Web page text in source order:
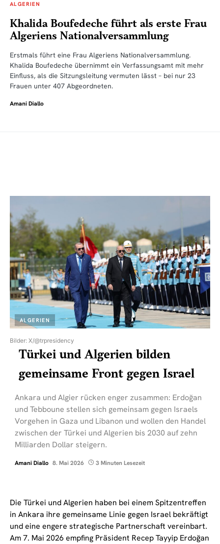
ALGERIEN
Khalida Boufedeche führt als erste Frau
Algeriens Nationalversammlung
Erstmals führt eine Frau Algeriens Nationalversammlung.
Khalida Boufedeche übernimmt ein Verfassungsamt mit mehr
Einfluss, als die Sitzungsleitung vermuten lässt – bei nur 23
Frauen unter 407 Abgeordneten.
Amani Diallo
Bilder: X/@trpresidency
ALGERIEN
Türkei und Algerien bilden
gemeinsame Front gegen Israel
Ankara und Algier rücken enger zusammen: Erdoğan
und Tebboune stellen sich gemeinsam gegen Israels
Vorgehen in Gaza und Libanon und wollen den Handel
zwischen der Türkei und Algerien bis 2030 auf zehn
Milliarden Dollar steigern.
Amani Diallo 8. Mai 2026 3 Minuten Lesezeit
Die Türkei und Algerien haben bei einem Spitzentreffen
in Ankara ihre gemeinsame Linie gegen Israel bekräftigt
und eine engere strategische Partnerschaft vereinbart.
Am 7. Mai 2026 empfing Präsident Recep Tayyip Erdoğan